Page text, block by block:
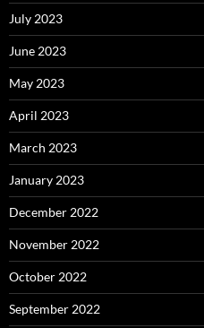
July 2023
June 2023
May 2023
April 2023
March 2023
January 2023
December 2022
November 2022
October 2022
September 2022